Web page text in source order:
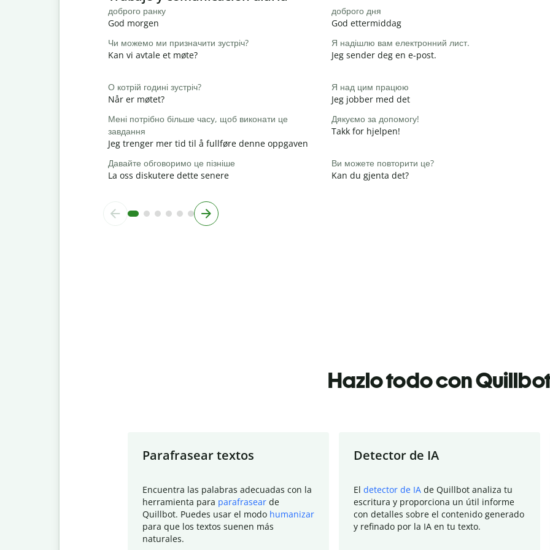
доброго ранку
God morgen
доброго дня
God ettermiddag
Чи можемо ми призначити зустріч?
Kan vi avtale et møte?
Я надішлю вам електронний лист.
Jeg sender deg en e-post.
О котрій годині зустріч?
Når er møtet?
Я над цим працюю
Jeg jobber med det
Мені потрібно більше часу, щоб виконати це
завдання
Jeg trenger mer tid til å fullføre denne oppgaven
Дякуємо за допомогу!
Takk for hjelpen!
Давайте обговоримо це пізніше
La oss diskutere dette senere
Ви можете повторити це?
Kan du gjenta det?
Hazlo todo con
Parafrasear textos
Encuentra las palabras adecuadas con la
herramienta para parafrasear de
Quillbot. Puedes usar el modo humanizar
para que los textos suenen más
naturales.
Detector de IA
El detector de IA de Quillbot analiza tu
escritura y proporciona un útil informe
con detalles sobre el contenido generado
y refinado por la IA en tu texto.